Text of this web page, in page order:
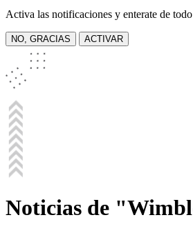
Activa las notificaciones y enterate de
NO, GRACIAS ACTIVAR
Noticias de